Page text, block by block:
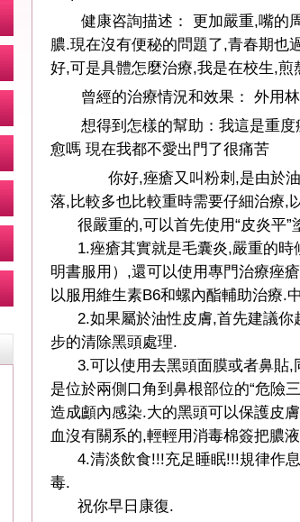
健康咨詢描述： 更加嚴重,嘴的
膿.現在沒有便秘的問題了,青春期也
好,可是具體怎麼治療,我是在校生,煎
曾經的治療情況和效果： 外用
想得到怎樣的幫助：我這是重
愈嗎 現在我都不愛出門了很痛苦
你好,痤瘡又叫粉刺,是由於油
落,比較多也比較重時需要仔細治療,
很嚴重的,可以首先使用“皮炎平”
1.痤瘡其實就是毛囊炎,嚴重的時
明書服用）,還可以使用專門治療痤
以服用維生素B6和螺內酯輔助治療.
2.如果屬於油性皮膚,首先建議你
步的清除黑頭處理.
3.可以使用去黑頭面膜或者鼻貼,
是位於兩側口角到鼻根部位的“危險
造成顱內感染.大的黑頭可以保護皮
血沒有關系的,輕輕用消毒棉簽把膿
4.清淡飲食!!!充足睡眠!!!規律作息
毒.
祝你早日康復.